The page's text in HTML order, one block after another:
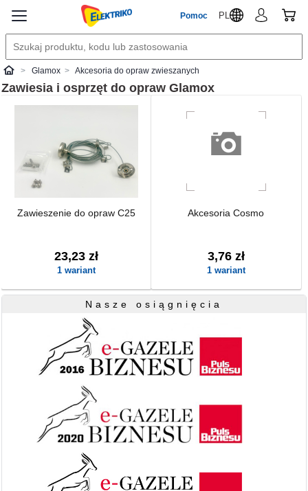
Pomoc PL
ElektrikoGlamox Akcesoria do opraw zwieszanych
Zawiesia i osprzęt do opraw Glamox
Zawieszenie do opraw C25
23,23 zł
1 wariant
Akcesoria Cosmo
3,76 zł
1 wariant
Nasze osiągnięcia